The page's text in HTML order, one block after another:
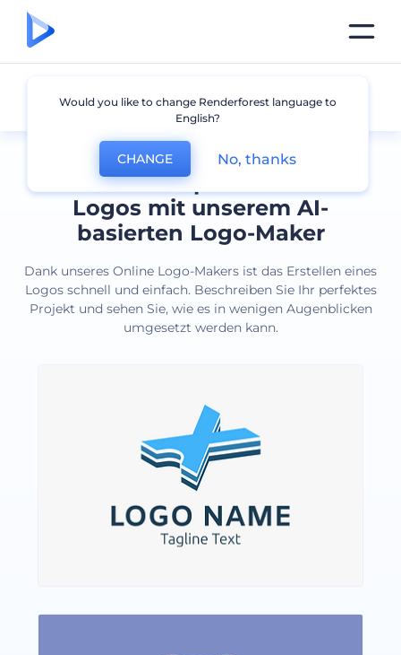
Erstellen Sie professionelle
Logos mit unserem AI-
basierten Logo-Maker
Dank unseres Online Logo-Makers ist das Erstellen eines
Logos schnell und einfach. Beschreiben Sie Ihr perfektes
Projekt und sehen Sie, wie es in wenigen Augenblicken
umgesetzt werden kann.
Alle Logos
Would you like to change Renderforest language to
English?
CHANGE No, thanks